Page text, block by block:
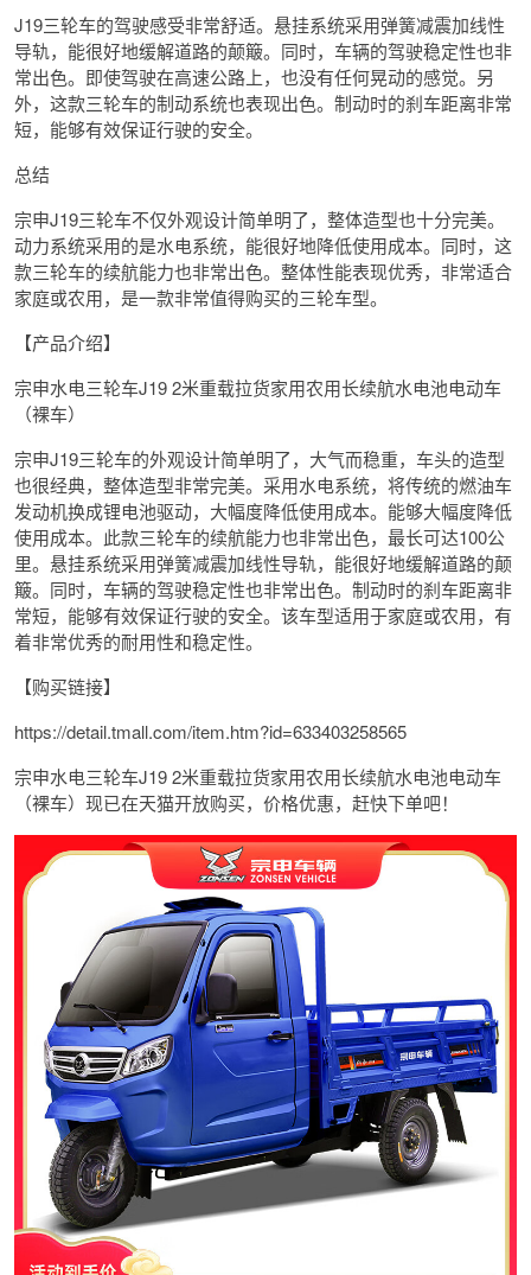
J19三轮车的驾驶感受非常舒适。悬挂系统采用弹簧减震加线性
导轨，能很好地缓解道路的颠簸。同时，车辆的驾驶稳定性也非
常出色。即使驾驶在高速公路上，也没有任何晃动的感觉。另
外，这款三轮车的制动系统也表现出色。制动时的刹车距离非常
短，能够有效保证行驶的安全。
总结
宗申J19三轮车不仅外观设计简单明了，整体造型也十分完美。
动力系统采用的是水电系统，能很好地降低使用成本。同时，这
款三轮车的续航能力也非常出色。整体性能表现优秀，非常适合
家庭或农用，是一款非常值得购买的三轮车型。
【产品介绍】
宗申水电三轮车J19 2米重载拉货家用农用长续航水电池电动车
（裸车）
宗申J19三轮车的外观设计简单明了，大气而稳重，车头的造型
也很经典，整体造型非常完美。采用水电系统，将传统的燃油车
发动机换成锂电池驱动，大幅度降低使用成本。能够大幅度降低
使用成本。此款三轮车的续航能力也非常出色，最长可达100公
里。悬挂系统采用弹簧减震加线性导轨，能很好地缓解道路的颠
簸。同时，车辆的驾驶稳定性也非常出色。制动时的刹车距离非
常短，能够有效保证行驶的安全。该车型适用于家庭或农用，有
着非常优秀的耐用性和稳定性。
【购买链接】
https://detail.tmall.com/item.htm?id=633403258565
宗申水电三轮车J19 2米重载拉货家用农用长续航水电池电动车
（裸车）现已在天猫开放购买，价格优惠，赶快下单吧！